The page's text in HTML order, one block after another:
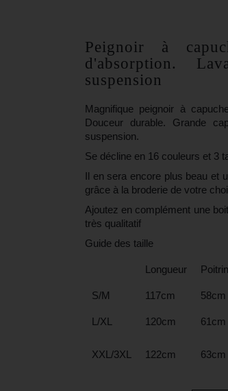
Peignoir à
d'absorption.
suspension
Magnifique peignoir à
Douceur durable. Grande
suspension.
Se décline en 16 couleurs et 3
Il en sera encore plus beau et
grâce à la broderie de votre
Ajoutez en complément une
très qualitatif
Guide des taille
Longueur
S/M 117cm 58cm
L/XL 120cm 61cm
XXL/3XL 122cm 63cm